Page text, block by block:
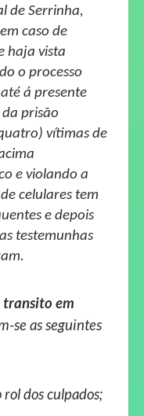
de Serrinha,
caso de
haja vista
o processo
á presente
da prisão
vítimas de
e violando a
celulares tem
e depois
testemunhas
transito em
se as seguintes
rol dos culpados;